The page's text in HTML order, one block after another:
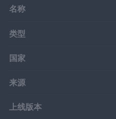
名称
类型
国家
来源
上线版本